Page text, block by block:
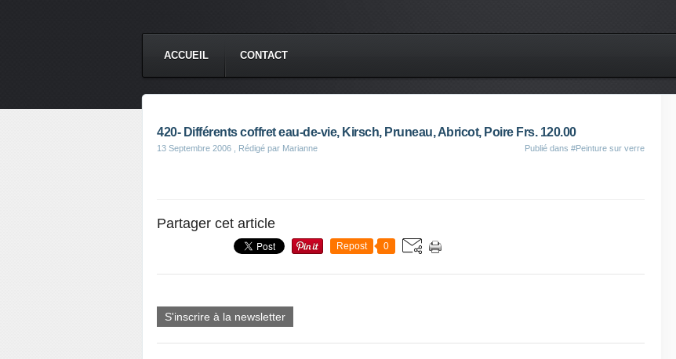
ACCUEIL CONTACT
420- Différents coffret eau-de-vie, Kirsch, Pruneau, Abricot, Poire Frs. 120.00
13 Septembre 2006 , Rédigé par Marianne Publié dans #Peinture sur verre
Partager cet article
Repost 0
S'inscrire à la newsletter